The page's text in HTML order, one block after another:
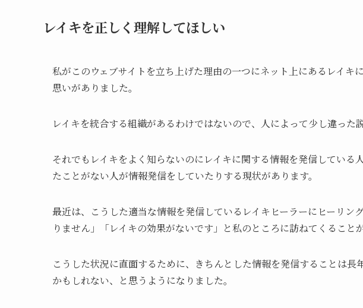
レイキを正しく理解してほしい
私がこのウェブサイトを立ち上げた理由の一つにネット上にあるレイキ
思いがありました。
レイキを統合する組織があるわけではないので、人によって少し違った
それでもレイキをよく知らないのにレイキに関する情報を発信している
たことがない人が情報発信をしていたりする現状があります。
最近は、こうした適当な情報を発信しているレイキヒーラーにヒーリン
りません」「レイキの効果がないです」と私のところに訪ねてくること
こうした状況に直面するために、きちんとした情報を発信することは長
かもしれない、と思うようになりました。